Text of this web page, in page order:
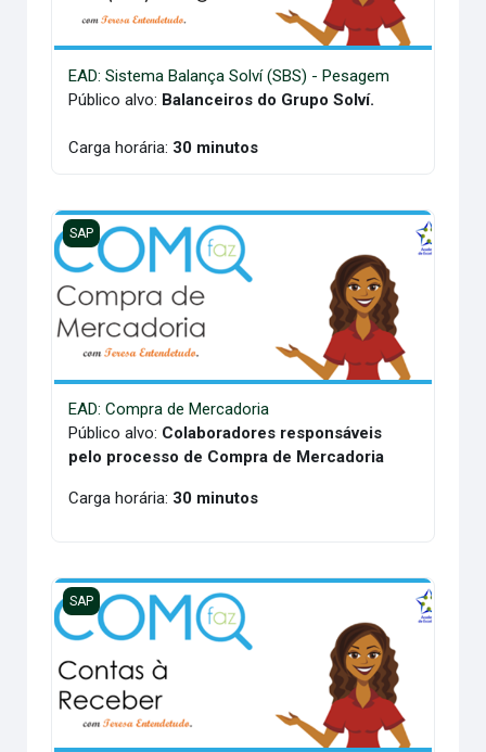
EAD: Sistema Balança Solví (SBS) - Pesagem
Público alvo: Balanceiros do Grupo Solví.
Carga horária: 30 minutos
EAD: Compra de Mercadoria
SAP
EAD: Compra de Mercadoria
Público alvo: Colaboradores responsáveis
pelo processo de Compra de Mercadoria
Carga horária: 30 minutos
EAD: Contas à Receber
SAP